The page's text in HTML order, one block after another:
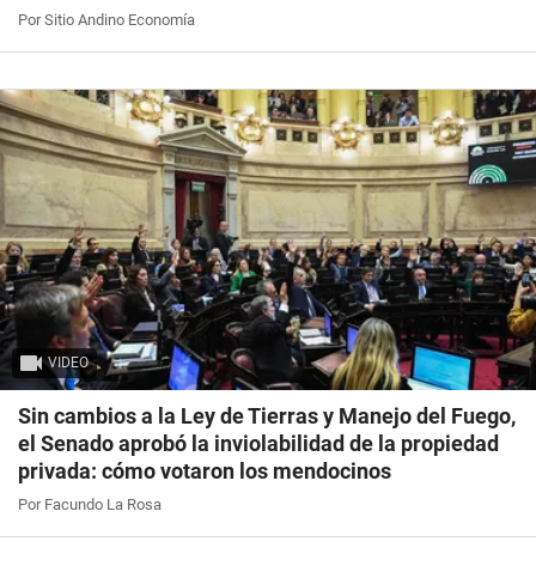
Por Sitio Andino Economía
VIDEO
Sin cambios a la Ley de Tierras y Manejo del Fuego,
el Senado aprobó la inviolabilidad de la propiedad
privada: cómo votaron los mendocinos
Por Facundo La Rosa